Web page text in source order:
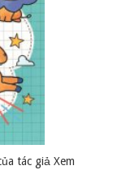
tác giả Xem